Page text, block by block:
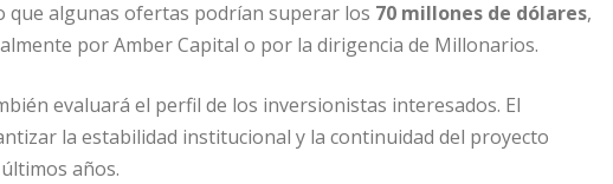
que algunas ofertas podrían superar los 70 millones de dólares,
por Amber Capital o por la dirigencia de Millonarios.
evaluará el perfil de los inversionistas interesados. El
la estabilidad institucional y la continuidad del proyecto
años.